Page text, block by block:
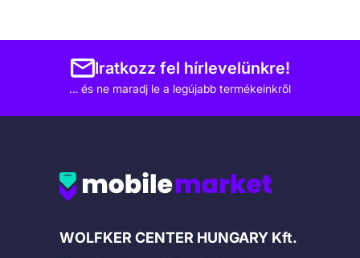
Iratkozz fel hírlevelünkre!
… és ne maradj le a legújabb termékeinkről
Cégadatok
WOLFKER CENTER HUNGARY Kft.